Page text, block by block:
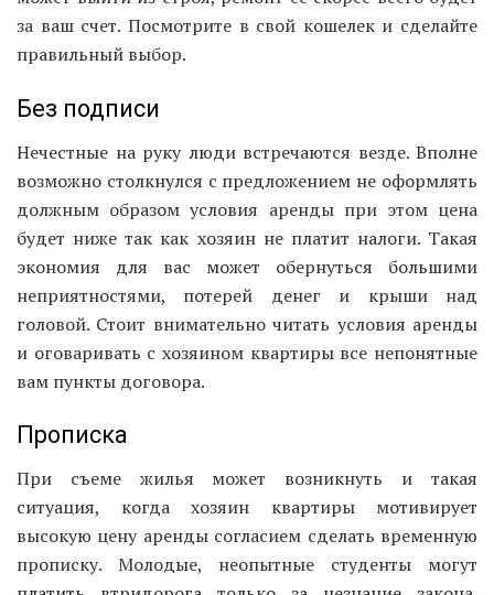
за ваш счет. Посмотрите в свой кошелек и сделайте
правильный выбор.
Без подписи
Нечестные на руку люди встречаются везде. Вполне
возможно столкнулся с предложением не оформлять
должным образом условия аренды при этом цена
будет ниже так как хозяин не платит налоги. Такая
экономия для вас может обернуться большими
неприятностями, потерей денег и крыши над
головой. Стоит внимательно читать условия аренды
и оговаривать с хозяином квартиры все непонятные
вам пункты договора.
Прописка
При съеме жилья может возникнуть и такая
ситуация, когда хозяин квартиры мотивирует
высокую цену аренды согласием сделать временную
прописку. Молодые, неопытные студенты могут